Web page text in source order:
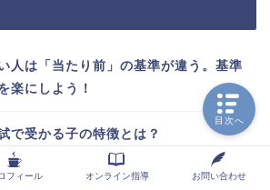
人は「当たり前」の基準が違う。基準
楽にしよう！
で受かる子の特徴とは？
試に落ちてしまう可能性はどれくら
フィール オンライン指導 お問い合わせ
目次へ